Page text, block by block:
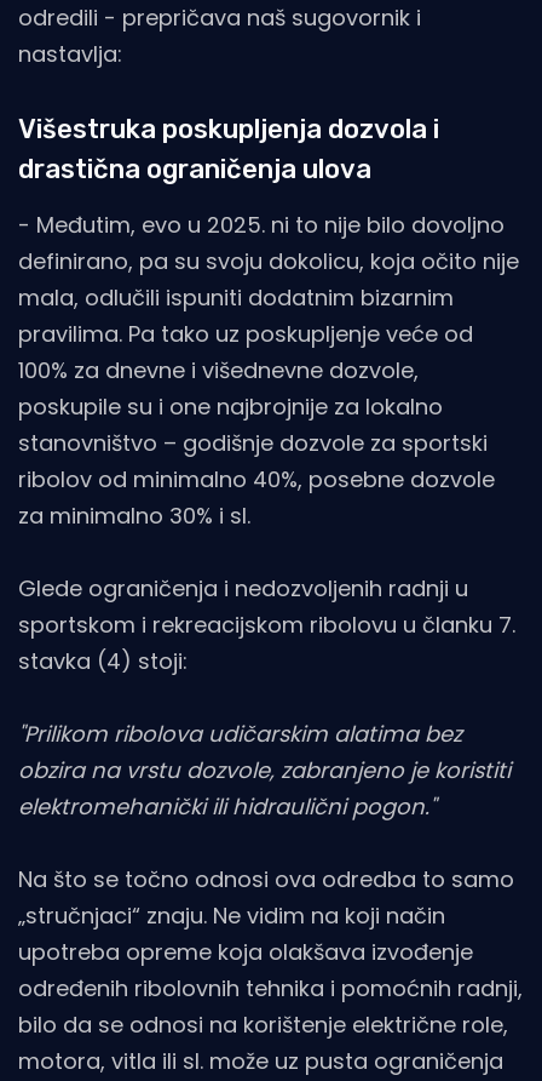
odredili - prepričava naš sugovornik i
nastavlja:
Višestruka poskupljenja dozvola i
drastična ograničenja ulova
- Međutim, evo u 2025. ni to nije bilo dovoljno
definirano, pa su svoju dokolicu, koja očito nije
mala, odlučili ispuniti dodatnim bizarnim
pravilima. Pa tako uz poskupljenje veće od
100% za dnevne i višednevne dozvole,
poskupile su i one najbrojnije za lokalno
stanovništvo – godišnje dozvole za sportski
ribolov od minimalno 40%, posebne dozvole
za minimalno 30% i sl.
Glede ograničenja i nedozvoljenih radnji u
sportskom i rekreacijskom ribolovu u članku 7.
stavka (4) stoji:
"Prilikom ribolova udičarskim alatima bez
obzira na vrstu dozvole, zabranjeno je koristiti
elektromehanički ili hidraulični pogon."
Na što se točno odnosi ova odredba to samo
„stručnjaci“ znaju. Ne vidim na koji način
upotreba opreme koja olakšava izvođenje
određenih ribolovnih tehnika i pomoćnih radnji,
bilo da se odnosi na korištenje električne role,
motora, vitla ili sl. može uz pusta ograničenja